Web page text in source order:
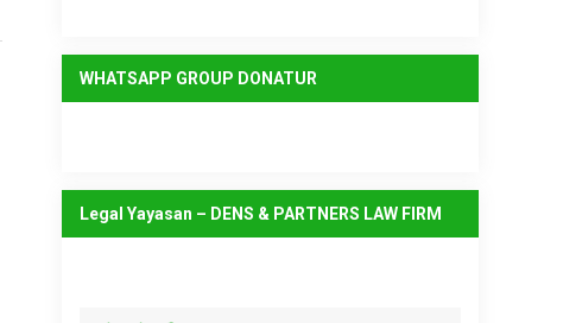
WHATSAPP GROUP DONATUR
Legal Yayasan – DENS & PARTNERS LAW FIRM